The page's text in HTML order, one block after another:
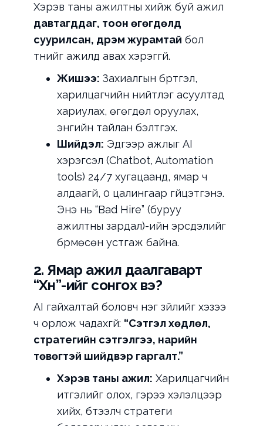
Хэрэв таны ажилтны хийж буй ажил
давтагддаг, тоон өгөгдөлд
суурилсан, дүрэм журамтай бол
түүнийг ажилд авах хэрэггүй.
Жишээ: Захиалгын бүртгэл,
харилцагчийн нийтлэг асуултад
хариулах, өгөгдөл оруулах,
энгийн тайлан бэлтгэх.
Шийдэл: Эдгээр ажлыг AI
хэрэгсэл (Chatbot, Automation
tools) 24/7 хугацаанд, ямар ч
алдаагүй, 0 цалингаар гүйцэтгэнэ.
Энэ нь “Bad Hire” (буруу
ажилтны зардал)-ийн эрсдэлийг
бүрмөсөн устгаж байна.
2. Ямар ажил даалгаварт
“Хүн”-ийг сонгох вэ?
AI гайхалтай боловч нэг зүйлийг хэзээ
ч орлож чадахгүй: “Сэтгэл хөдлөл,
стратегийн сэтгэлгээ, нарийн
төвөгтэй шийдвэр гаргалт.”
Хэрэв таны ажил: Харилцагчийн
итгэлийг олох, гэрээ хэлэлцээр
хийх, бүтээлч стратеги